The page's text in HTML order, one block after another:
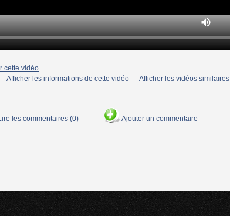
cette vidéo
Afficher les informations de cette vidéo ---Afficher les vidéos similaires
les commentaires (0) Ajouter un commentaire